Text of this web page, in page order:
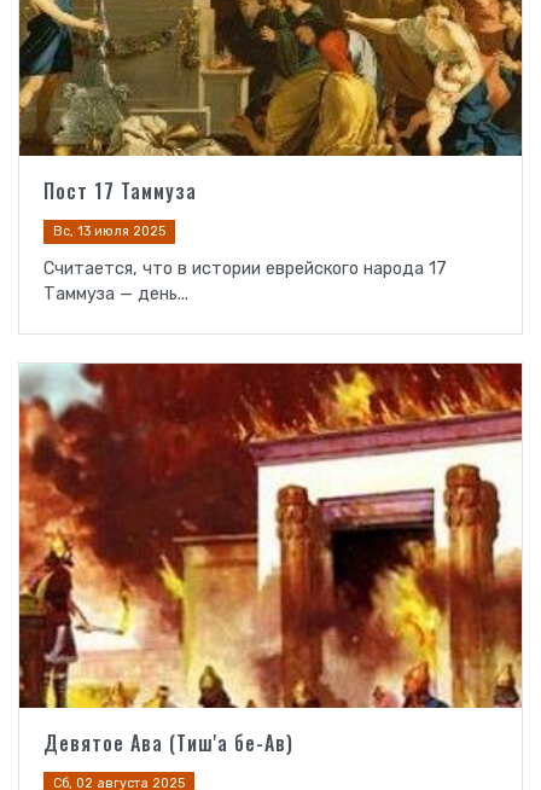
Пост 17 Таммуза
Вс, 13 июля 2025
Считается, что в истории еврейского народа 17
Таммуза — день...
Девятое Ава (Тиш'а бе-Ав)
Сб, 02 августа 2025